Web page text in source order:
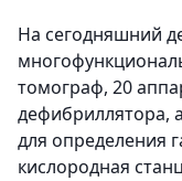
На сегодняшний
томограф, 20
дефибриллятора,
для определения
кислородная